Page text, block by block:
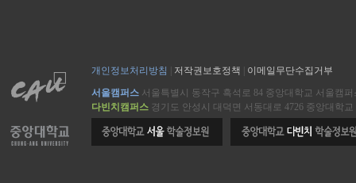
개인정보처리방침 저작권보호정책
이메일무단수집거부
서울캠퍼스 서울특별시 동작구 흑석로 84 중앙대학교 서울캠
다빈치캠퍼스 경기도 안성시 대덕면 서동대로 4726 중앙대학